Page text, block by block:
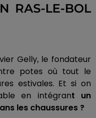
RAS-LE-BOL
Gelly, le fondateur
potes où tout le
estivales. Et si on
en intégrant un
les chaussures ?